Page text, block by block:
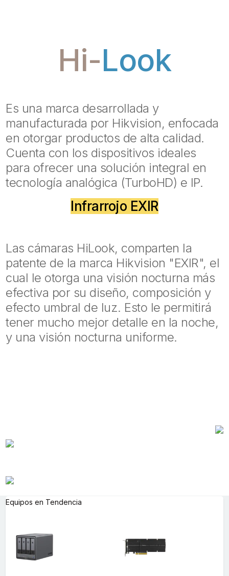
Hi-Look
Es una marca desarrollada y
manufacturada por Hikvision, enfocada
en otorgar productos de alta calidad.
Cuenta con los dispositivos ideales
para ofrecer una solución integral en
tecnología analógica (TurboHD) e IP.
Infrarrojo EXIR
Las cámaras HiLook, comparten la
patente de la marca Hikvision "EXIR", el
cual le otorga una visión nocturna más
efectiva por su diseño, composición y
efecto umbral de luz. Esto le permitirá
tener mucho mejor detalle en la noche,
y una visión nocturna uniforme.
Equipos en Tendencia